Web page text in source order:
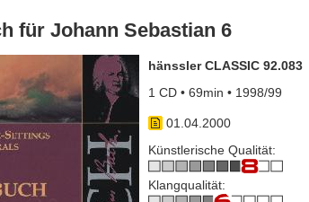
für Johann Sebastian 6
hänssler CLASSIC 92.083
1 CD • 69min • 1998/99
01.04.2000
Künstlerische Qualität:
Klangqualität: